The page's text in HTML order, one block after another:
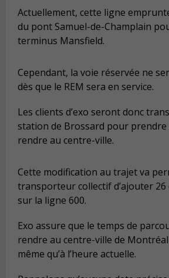
Actuellement, cette ligne
du pont Samuel-de-Champlain
terminus Mansfield.
Cependant, la voie réservée ne
dès que le REM sera en service.
Les clients d’exo seront donc
station de Brossard pour prendre
rendre au centre-ville.
Cette modification au trajet va
transporteur collectif d’ajouter
sur la ligne 600.
Exo assure que le temps de
rendre au centre-ville de
même qu’à l’heure actuelle.